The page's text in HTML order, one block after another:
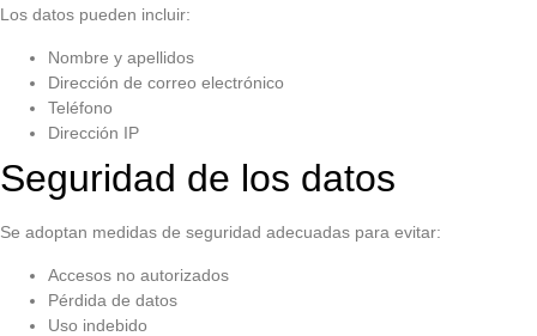
Los datos pueden incluir:
Nombre y apellidos
Dirección de correo electrónico
Teléfono
Dirección IP
Seguridad de los datos
Se adoptan medidas de seguridad adecuadas para evitar:
Accesos no autorizados
Pérdida de datos
Uso indebido